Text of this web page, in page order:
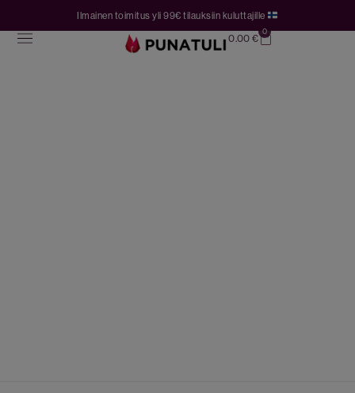
Ilmainen toimitus yli 99€ tilauksiin kuluttajille
0.00€
0